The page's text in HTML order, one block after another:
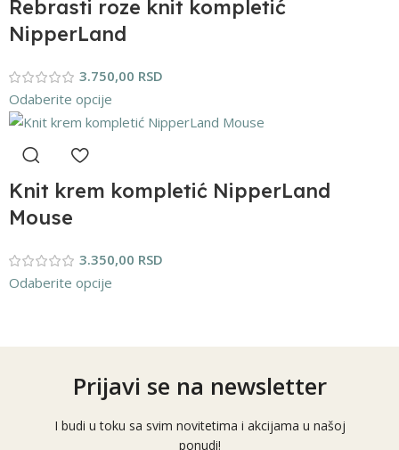
Rebrasti roze knit kompletić
NipperLand
3.750,00 RSD
Odaberite opcije
Knit krem kompletić NipperLand
Mouse
3.350,00 RSD
Odaberite opcije
Prijavi se na newsletter
I budi u toku sa svim novitetima i akcijama u našoj
ponudi!